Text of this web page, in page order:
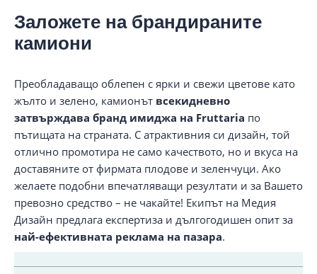
Заложете на брандираните
камиони
Преобладаващо облепен с ярки и свежи цветове като
жълто и зелено, камионът всекидневно
затвърждава бранд имиджа на Fruttaria по
пътищата на страната. С атрактивния си дизайн, той
отлично промотира не само качеството, но и вкуса на
доставяните от фирмата плодове и зеленчуци. Ако
желаете подобни впечатляващи резултати и за Вашето
превозно средство – не чакайте! Екипът на Медия
Дизайн предлага експертиза и дългогодишен опит за
най-ефективната реклама на пазара.